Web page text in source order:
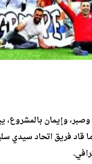
وإيمان بالمشروع،
فريق اتحاد سيدي